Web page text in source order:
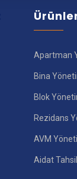
Apartman
Bina
Blok
Rezidans
AVM
Aidat